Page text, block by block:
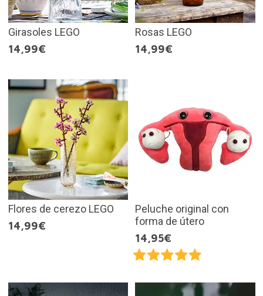
Girasoles LEGO
14,99€
Rosas LEGO
14,99€
Flores de cerezo LEGO
14,99€
Peluche original con
forma de útero
14,95€